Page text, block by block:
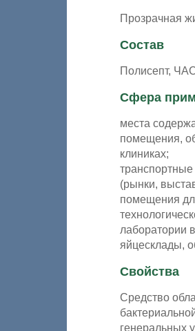
Прозрачная
Состав
Полисепт,
Сфера
места
помещения,
клиниках;
(рынки,
помещения
лаборатории
яйцесклады,
Свойства
Средство
генеральных